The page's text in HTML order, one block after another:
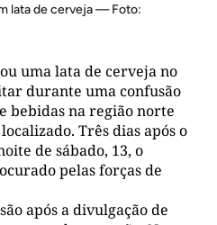
lata de cerveja — Foto:
uma lata de cerveja no
durante uma confusão
bebidas na região norte
Três dias após o
de sábado, 13, o
pelas forças de
após a divulgação de